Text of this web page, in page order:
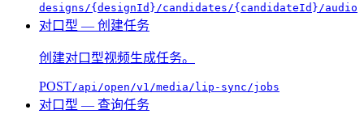
designs/{designId}/candidates/{candidateId}/audio
对口型 — 创建任务
创建对口型视频生成任务。
POST/api/open/v1/media/lip-sync/jobs
对口型 — 查询任务